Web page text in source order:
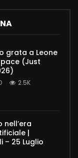
grata a Leone
(Just
2.5K
nell’era
|
– 25 Luglio